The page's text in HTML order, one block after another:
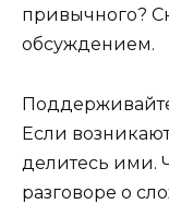
привычного?
обсуждением.
Если
делитесь ими.
разговоре о